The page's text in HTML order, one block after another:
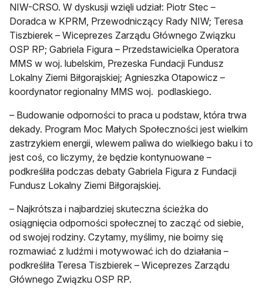
NIW-CRSO. W dyskusji wzięli udział: Piotr Stec –
Doradca w KPRM, Przewodniczący Rady NIW; Teresa
Tiszbierek – Wiceprezes Zarządu Głównego Związku
OSP RP; Gabriela Figura – Przedstawicielka Operatora
MMS w woj. lubelskim, Prezeska Fundacji Fundusz
Lokalny Ziemi Biłgorajskiej; Agnieszka Otapowicz –
koordynator regionalny MMS woj. podlaskiego.
– Budowanie odporności to praca u podstaw, która trwa
dekady. Program Moc Małych Społeczności jest wielkim
zastrzykiem energii, wlewem paliwa do wielkiego baku i to
jest coś, co liczymy, że będzie kontynuowane –
podkreśliła podczas debaty Gabriela Figura z Fundacji
Fundusz Lokalny Ziemi Biłgorajskiej.
– Najkrótsza i najbardziej skuteczna ścieżka do
osiągnięcia odporności społecznej to zacząć od siebie,
od swojej rodziny. Czytamy, myślimy, nie boimy się
rozmawiać z ludźmi i motywować ich do działania –
podkreśliła Teresa Tiszbierek – Wiceprezes Zarządu
Głównego Związku OSP RP.